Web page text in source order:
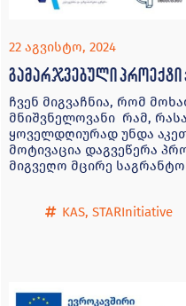
22 აგვისტო, 2024
გამარჯვებული პროექტი
ჩვენ მიგვაჩნია, რომ
მნიშვნელოვანი რამ,
ყოველდღიურად უნდა
მოტივაცია დაგვეწერა
მიგვეღო მცირე
KAS, STARInitiative